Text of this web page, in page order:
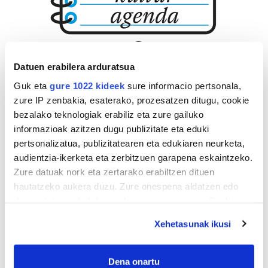
Datuen erabilera arduratsua
Guk eta gure 1022 kideek sure informacio pertsonala,
zure IP zenbakia, esaterako, prozesatzen ditugu, cookie
bezalako teknologiak erabiliz eta zure gailuko
informazioak azitzen dugu publizitate eta eduki
pertsonalizatua, publizitatearen eta edukiaren neurketa,
audientzia-ikerketa eta zerbitzuen garapena eskaintzeko.
Zure datuak nork eta zertarako erabiltzen dituen
hautatzeko aukera duzu. Zure onespena aldatzen edo
If you allow, we would also like to:
Collect information about your geographical
Xehetasunak ikusi
Dena onartu